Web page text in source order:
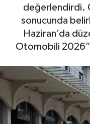
değerlendirdi.
sonucunda
Haziran’da
Otomobili 2026”
Magazin
Gayrimenkul
Spor
Eğitim